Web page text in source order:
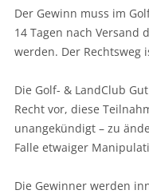
Der Gewinn muss im
14 Tagen nach Versand
werden. Der Rechtsweg
Die Golf- & LandClub
Recht vor, diese
unangekündigt – zu
Falle etwaiger
Die Gewinner werden